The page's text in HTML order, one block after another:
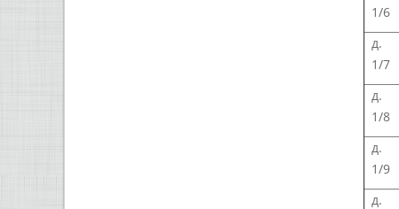
1/6
д.
1/7
д.
1/8
д.
1/9
д.